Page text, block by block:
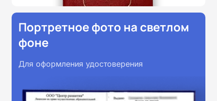
Портретное фото на светлом
фоне
Для оформления удостоверения